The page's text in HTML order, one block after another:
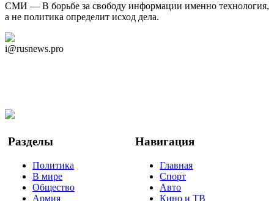
СМИ — В борьбе за свободу информации именно технология,
а не политика определит исход дела.
i@rusnews.pro
Разделы
Политика
В мире
Общество
Армия
Навигация
Главная
Спорт
Авто
Кино и ТВ